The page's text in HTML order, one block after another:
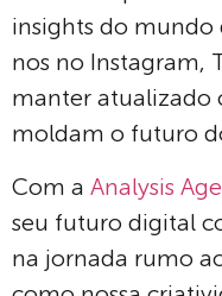
insights do mundo
nos no Instagram,
manter atualizado
moldam o futuro
Com a Analysis
seu futuro digital
na jornada rumo